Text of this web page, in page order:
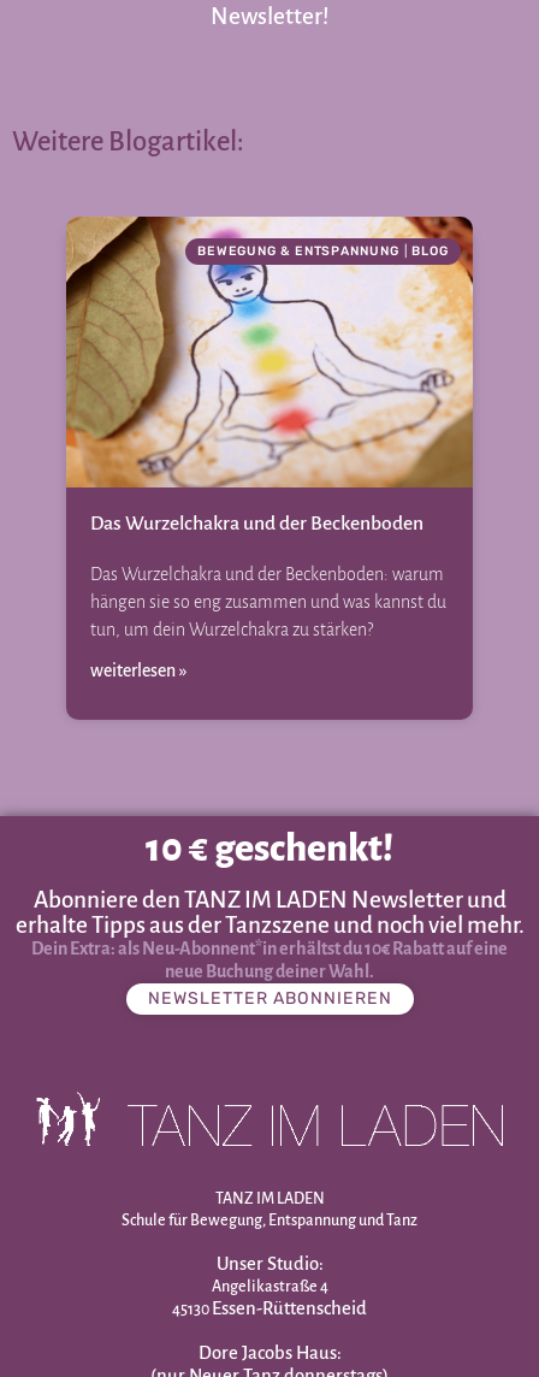
Newsletter!
Weitere Blogartikel:
BEWEGUNG & ENTSPANNUNG |BLOG
Das Wurzelchakra und der Beckenboden
Das Wurzelchakra und der Beckenboden: warum
hängen sie so eng zusammen und was kannst du
tun, um dein Wurzelchakra zu stärken?
weiterlesen »
10 € geschenkt!
Abonniere den TANZ IM LADEN Newsletter und
erhalte Tipps aus der Tanzszene und noch viel mehr.
Dein Extra: als Neu-Abonnent*in erhältst du 10€ Rabatt auf eine
neue Buchung deiner Wahl.
NEWSLETTER ABONNIEREN
TANZ IM LADEN
Schule für Bewegung, Entspannung und Tanz
Unser Studio:
Angelikastraße 4
45130 Essen-Rüttenscheid
Dore Jacobs Haus: